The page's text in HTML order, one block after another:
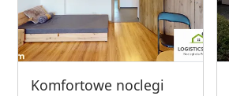
Komfortowe noclegi